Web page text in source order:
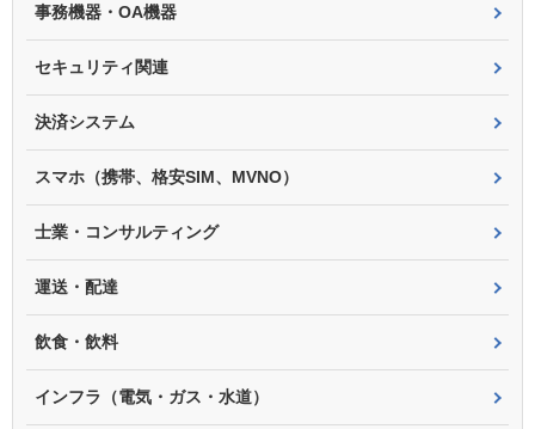
事務機器・OA機器
セキュリティ関連
決済システム
スマホ（携帯、格安SIM、MVNO）
士業・コンサルティング
運送・配達
飲食・飲料
インフラ（電気・ガス・水道）